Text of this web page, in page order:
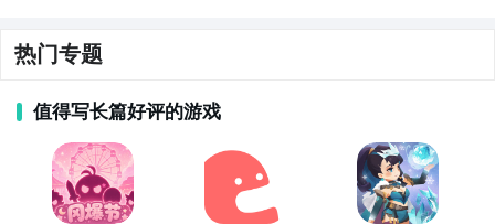
校
热门专题
值得写长篇好评的游戏